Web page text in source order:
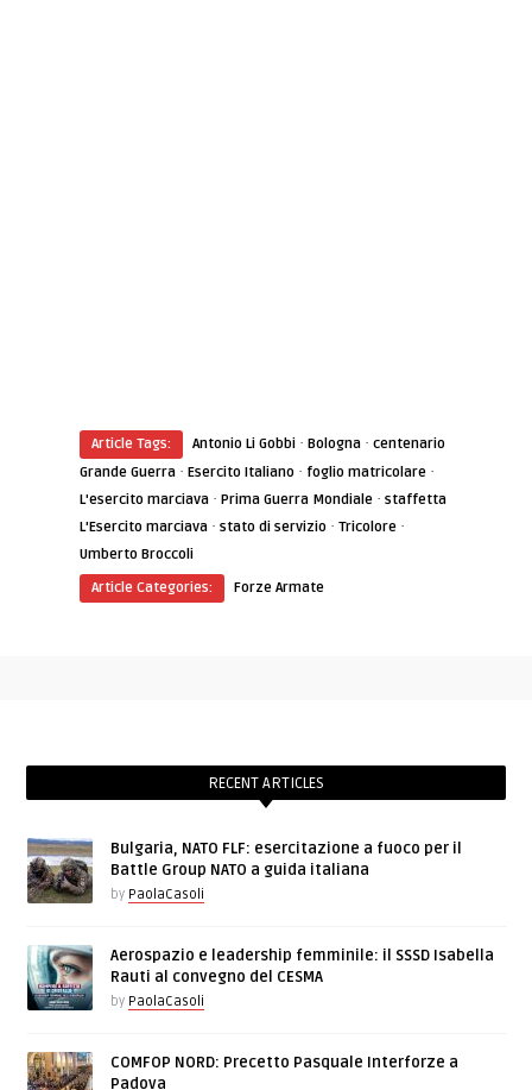
Article Tags: Antonio Li Gobbi ·Bologna ·centenario
Grande Guerra ·Esercito Italiano · foglio matricolare ·
L'esercito marciava ·Prima Guerra Mondiale ·staffetta
L'Esercito marciava ·stato di servizio ·Tricolore ·
Umberto Broccoli
Article Categories:
Forze Armate
RECENT ARTICLES
Bulgaria, NATO FLF: esercitazione a fuoco per il
Battle Group NATO a guida italiana
by PaolaCasoli
Aerospazio e leadership femminile: il SSSD Isabella
Rauti al convegno del CESMA
by PaolaCasoli
COMFOP NORD: Precetto Pasquale Interforze a
Padova